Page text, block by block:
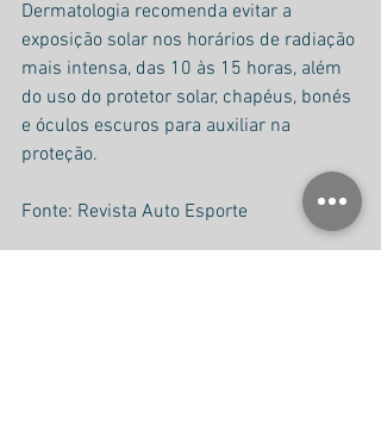
Dermatologia recomenda evitar a
exposição solar nos horários de radiação
mais intensa, das 10 às 15 horas, além
do uso do protetor solar, chapéus, bonés
e óculos escuros para auxiliar na
proteção.
Fonte: Revista Auto Esporte